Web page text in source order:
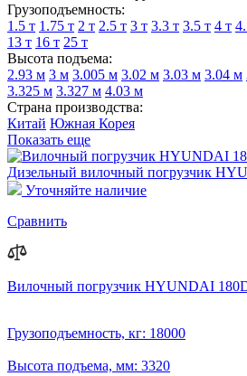
Грузоподъемность:
1.5 т 1.75 т 2 т 2.5 т 3 т 3.3 т 3.5 т 4 т
13 т 16 т 25 т
Высота подъема:
2.93 м 3 м 3.005 м 3.02 м 3.03 м 3.04 м
3.325 м 3.327 м 4.03 м
Страна производства:
Китай Южная Корея
Показать еще
Дизельный вилочный погрузчик
Уточняйте наличие
Сравнить
Вилочный погрузчик HYUNDAI
Грузоподъемность, кг: 18000
Высота подъема, мм: 3320